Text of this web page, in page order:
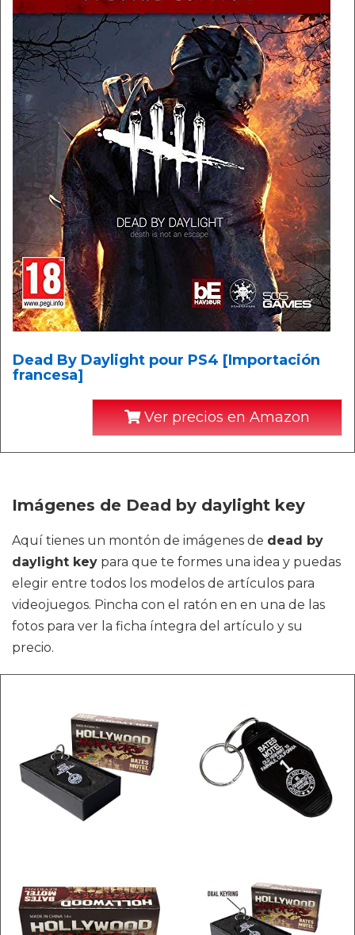
Dead By Daylight pour PS4 [Importación
francesa]
Ver precios en Amazon
Imágenes de Dead by daylight key
Aquí tienes un montón de imágenes de dead by
daylight key para que te formes una idea y puedas
elegir entre todos los modelos de artículos para
videojuegos. Pincha con el ratón en en una de las
fotos para ver la ficha íntegra del artículo y su
precio.